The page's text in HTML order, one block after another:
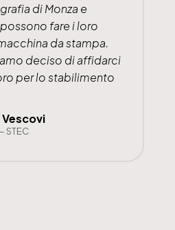
di Monza e
fare i loro
da stampa.
deciso di affidarci
per lo stabilimento
STEC